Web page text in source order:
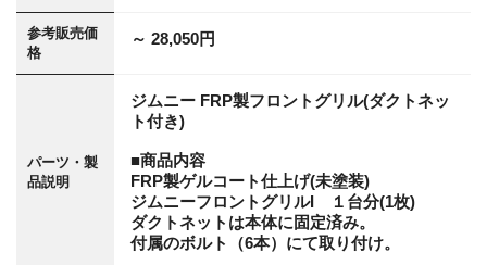
参考販売価
格
～ 28,050円
パーツ・製
品説明
ジムニー FRP製フロントグリル(ダクトネッ
ト付き)
■商品内容
FRP製ゲルコート仕上げ(未塗装)
ジムニーフロントグリルI １台分(1枚)
ダクトネットは本体に固定済み。
付属のボルト（6本）にて取り付け。